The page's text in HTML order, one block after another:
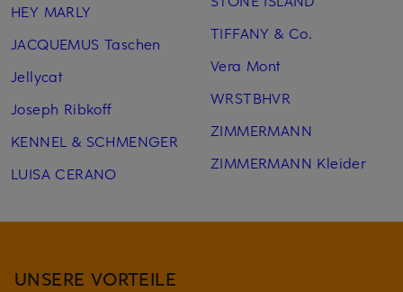
HEY MARLY
JACQUEMUS Taschen
Jellycat
Joseph Ribkoff
KENNEL & SCHMENGER
LUISA CERANO
TIFFANY & Co.
Vera Mont
WRSTBHVR
ZIMMERMANN
ZIMMERMANN Kleider
UNSERE VORTEILE